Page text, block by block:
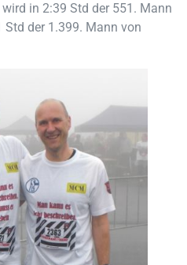
in 2:39 Std der 551. Mann
Std der 1.399. Mann von